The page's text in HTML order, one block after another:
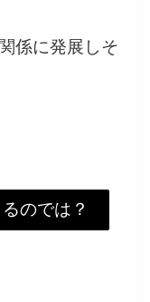
係に発展しそ
のでは？